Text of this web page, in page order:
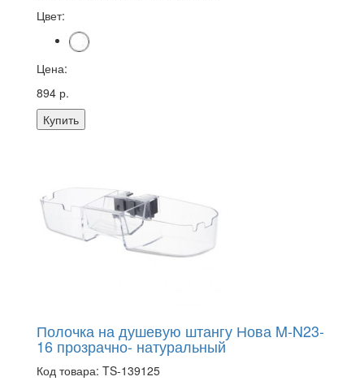
Цвет:
Цена:
894 р.
Купить
Полочка на душевую штангу Нова M-N23-
16 прозрачно- натуральный
Код товара: TS-139125